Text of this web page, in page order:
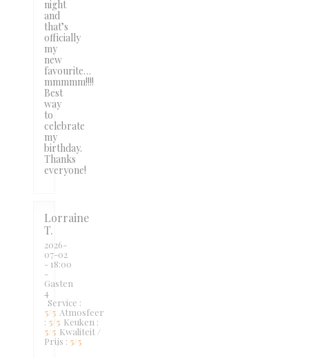
night
and
that’s
officially
my
new
favourite…
mmmmm!!!!
Best
way
to
celebrate
my
birthday.
Thanks
everyone!
Lorraine
T
2026-
07-02
- 18:00
-
Gasten
4
Service :
5/5 Atmosfeer
: 5/5 Keuken :
5/5 Kwaliteit /
Prijs : 5/5